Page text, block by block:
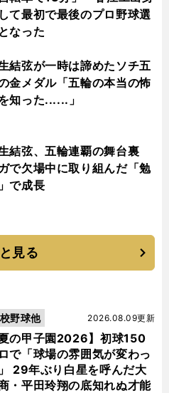
て最初で最後のプロ野球選
なった
結弦が一時は諦めたソチ五
金メダル「五輪の本当の怖
知った......」
結弦、五輪連覇の舞台裏
で欠場中に取り組んだ「勉
で成長
見る
夏の甲子園2026】初球150
で「球場の雰囲気が変わっ
29年ぶり白星を呼んだ大
・平田玲翔の底知れぬ才能
2026.08.09更新
野球他